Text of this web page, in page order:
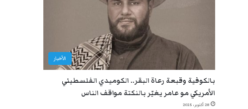
الأخبار
بالكوفية وقبعة رعاة البقر.. الكوميدي الفلسطيني
الأمريكي مو عامر يغيّر بالنكتة مواقف الناس
28 أكتوبر، 2025